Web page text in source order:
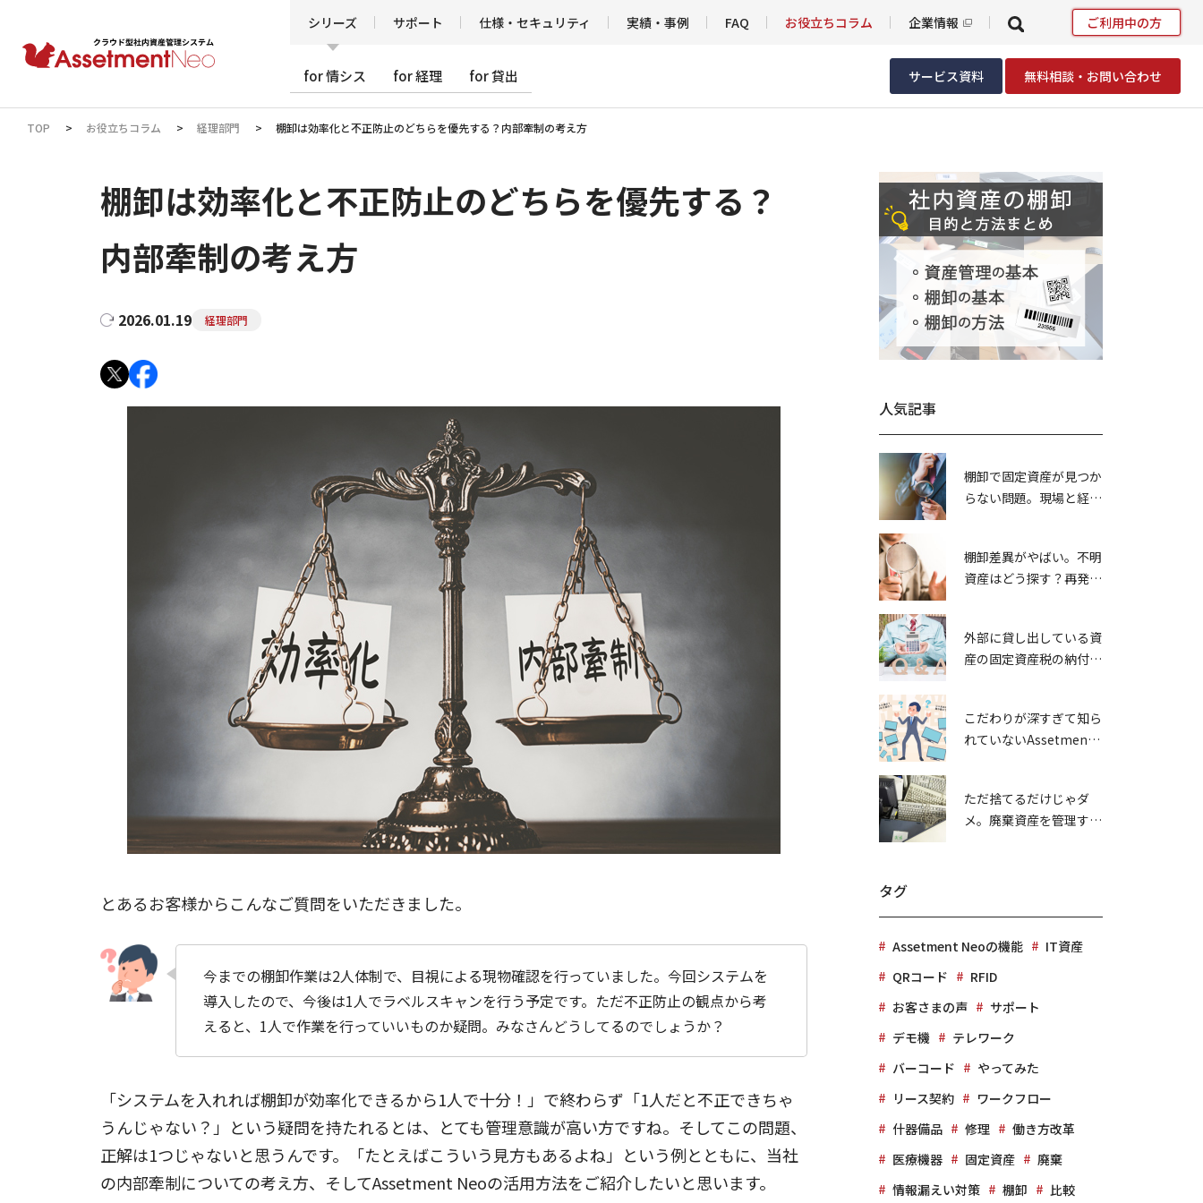
シリーズ サポート 仕様・セキュリティ 実績・事例 FAQ お役立ちコラム 企業情報 ご利用中の方
for 情シス for 経理 for 貸出 サービス資料 無料相談・お問い合わせ
TOP お役立ちコラム 経理部門 棚卸は効率化と不正防止のどちらを優先する？内部牽制の考え方
棚卸は効率化と不正防止のどちらを優先する？
内部牽制の考え方
2026.01.19 経理部門
とあるお客様からこんなご質問をいただきました。
今までの棚卸作業は2人体制で、目視による現物確認を行っていました。今回システムを
導入したので、今後は1人でラベルスキャンを行う予定です。ただ不正防止の観点から考
えると、1人で作業を行っていいものか疑問。みなさんどうしてるのでしょうか？
「システムを入れれば棚卸が効率化できるから1人で十分！」で終わらず「1人だと不正できちゃ
うんじゃない？」という疑問を持たれるとは、とても管理意識が高い方ですね。そしてこの問題、
正解は1つじゃないと思うんです。「たとえばこういう見方もあるよね」という例とともに、当社
の内部牽制についての考え方、そしてAssetment Neoの活用方法をご紹介したいと思います。
人気記事
棚卸で固定資産が見つか
らない問題。現場と経理
棚卸差異がやばい。不明
資産はどう探す？再発防
外部に貸し出している資
産の固定資産税の納付先
こだわりが深すぎて知ら
れていないAssetment
ただ捨てるだけじゃダ
メ。廃棄資産を管理する
タグ
Assetment Neoの機能
IT資産
QRコード
RFID
お客さまの声
サポート
デモ機
テレワーク
バーコード
やってみた
リース契約
ワークフロー
什器備品
修理
働き方改革
医療機器
固定資産
廃棄
情報漏えい対策
棚卸 比較